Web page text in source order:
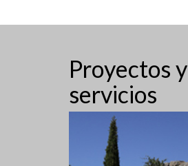
Proyectos y
servicios